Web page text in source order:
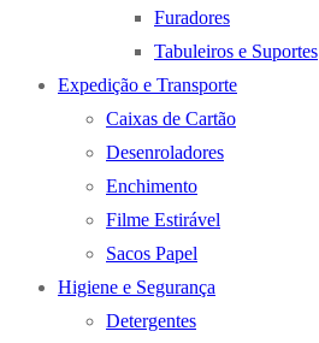
Furadores
Tabuleiros e Suportes
Expedição e Transporte
Caixas de Cartão
Desenroladores
Enchimento
Filme Estirável
Sacos Papel
Higiene e Segurança
Detergentes